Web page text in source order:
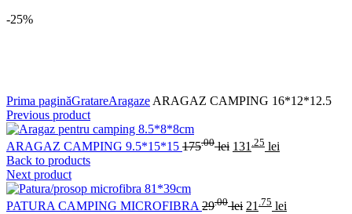
-25%
Prima paginăGratareAragaze ARAGAZ CAMPING 16*12*12.5
Previous product
ARAGAZ CAMPING 9.5*15*15 175.00 lei 131 .25 lei
Back to products
Next product
PATURA CAMPING MICROFIBRA 29.00 lei 21 .75 lei